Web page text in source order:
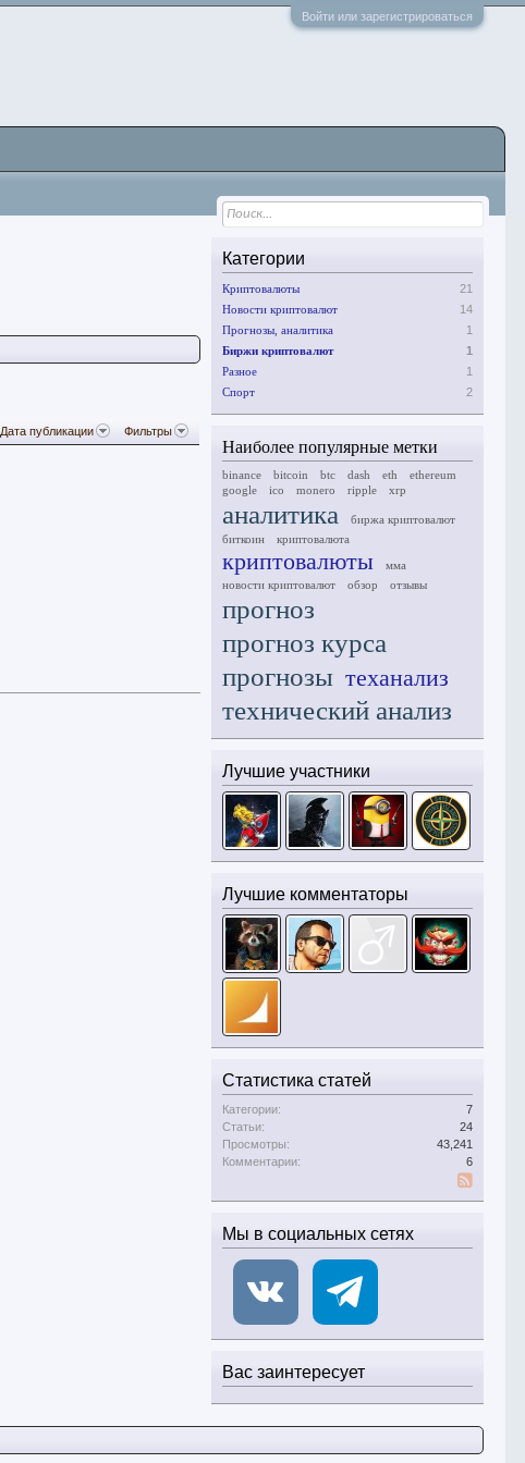
Войти или зарегистрироваться
Дата публикации Фильтры
Категории
Криптовалюты
21
Новости криптовалют
14
Прогнозы, аналитика
1
Биржи криптовалют
1
Разное
1
Спорт
2
Наиболее популярные метки
binance bitcoin btc dash eth
ethereum
google
ico monero ripple xrp
аналитика
биржа криптовалют
биткоин
криптовалюта
криптовалюты
мма
новости криптовалют
обзор отзывы
прогноз
прогноз курса
прогнозы теханализ
технический анализ
Лучшие участники
Лучшие комментаторы
Статистика статей
Категории:
7
Статьи:
24
Просмотры:
43,241
Комментарии:
6
SS
Мы в социальных сетях
Вас заинтересует